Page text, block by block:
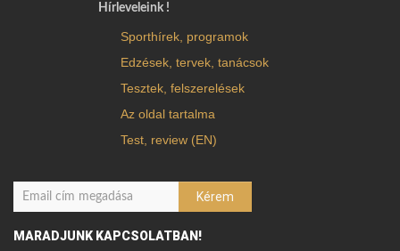
Hírleveleink !
Sporthírek, programok
Edzések, tervek, tanácsok
Tesztek, felszerelések
Az oldal tartalma
Test, review (EN)
MARADJUNK KAPCSOLATBAN!